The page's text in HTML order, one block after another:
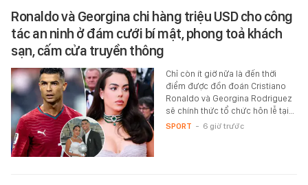
Ronaldo và Georgina chi hàng triệu USD cho công
tác an ninh ở đám cưới bí mật, phong toả khách
sạn, cấm cửa truyền thông
Chỉ còn ít giờ nữa là đến thời
điểm được đồn đoán Cristiano
Ronaldo và Georgina Rodriguez
sẽ chính thức tổ chức hôn lễ tại…
SPORT - 6 giờ trước